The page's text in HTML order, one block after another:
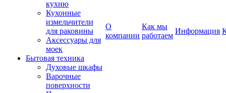
кухню
Кухонные
измельчители
для раковины
Аксессуары для
моек
Бытовая техника
Духовые шкафы
Варочные
поверхности
О
компании
Как мы
работаем
Информация